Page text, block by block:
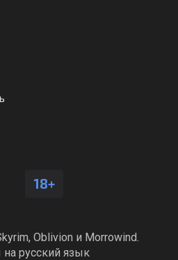
18+
Oblivion и Morrowind.
русский язык